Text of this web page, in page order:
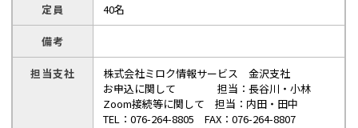
定員 40名
備考
担当支社
株式会社ミロク情報サービス 金沢支社
お申込に関して 担当：長谷川・小林
Zoom接続等に関して 担当：内田・田中
TEL：076-264-8805 FAX：076-264-8807